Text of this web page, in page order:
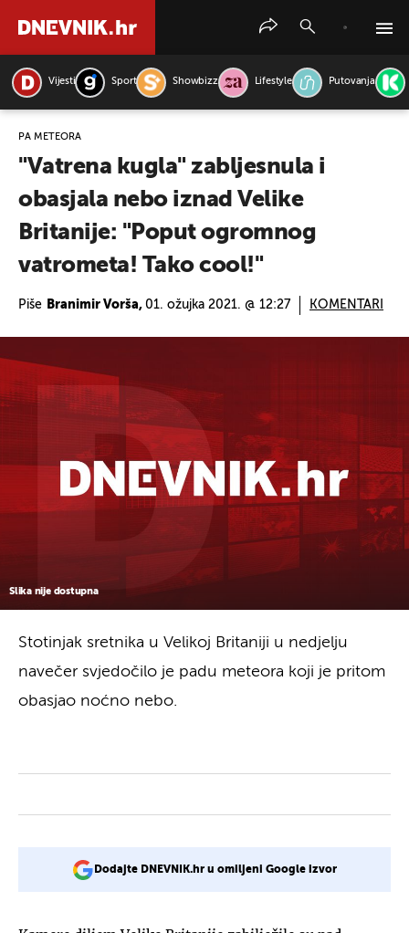
Vijesti Sport Showbizz Lifestyle Putovanja
PA METEORA
"Vatrena kugla" zabljesnula i
obasjala nebo iznad Velike
Britanije: "Poput ogromnog
vatrometa! Tako cool!"
Piše Branimir Vorša, 01. ožujka 2021. @ 12:27 KOMENTARI
Slika nije dostupna
Stotinjak sretnika u Velikoj Britaniji u nedjelju
navečer svjedočilo je padu meteora koji je pritom
obasjao noćno nebo.
Dodajte DNEVNIK.hr u omiljeni Google izvor
PRETRAŽITE VIJESTI